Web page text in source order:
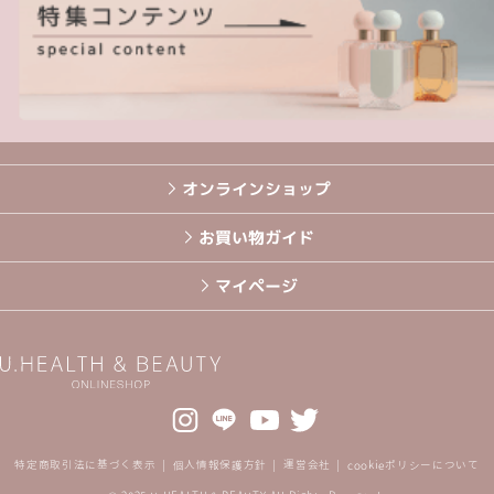
オンラインショップ
お買い物ガイド
マイページ
特定商取引法に基づく表示 個人情報保護方針 運営会社 cookieポリシーについて